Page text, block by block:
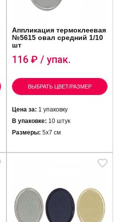
Аппликация термоклеевая
№5615 овал средний 1/10
шт
116 ₽ / упак.
ВЫБРАТЬ ЦВЕТ/РАЗМЕР
Цена за: 1 упаковку
В упаковке: 10 штук
Размеры: 5х7 см